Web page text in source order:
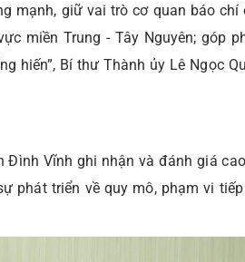
mạnh, giữ vai trò cơ quan báo chí
miền Trung - Tây Nguyên; góp
hiến”, Bí thư Thành ủy Lê Ngọc
Đình Vĩnh ghi nhận và đánh giá
phát triển về quy mô, phạm vi